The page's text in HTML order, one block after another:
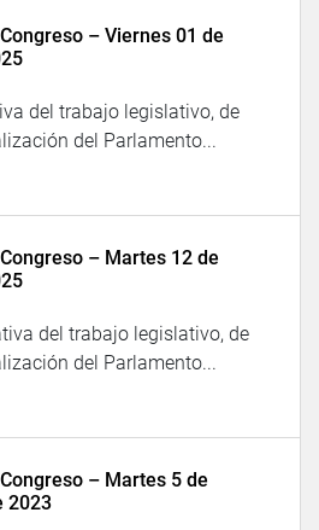
– Viernes 01 de
del trabajo legislativo, de
del Parlamento...
– Martes 12 de
del trabajo legislativo, de
del Parlamento...
– Martes 5 de
2023